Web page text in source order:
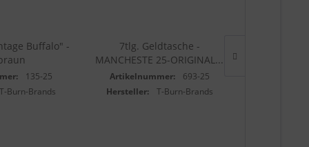
Buffalo" -
135-25
T-Burn-Brands
7tlg. Geldtasche -
MANCHESTE 25-ORIGINAL...
Artikelnummer:
693-25
Hersteller:
T-Burn-Brands